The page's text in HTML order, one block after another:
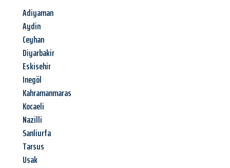
Adiyaman
Aydin
Ceyhan
Diyarbakir
Eskisehir
Inegöl
Kahramanmaras
Kocaeli
Nazilli
Sanliurfa
Tarsus
Usak